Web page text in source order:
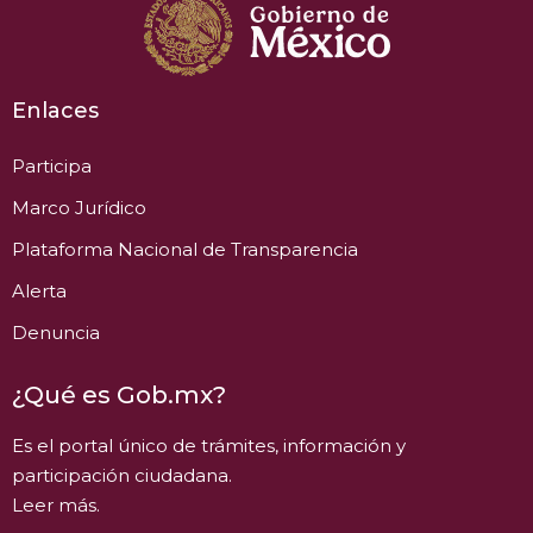
Enlaces
Participa
Marco Jurídico
Plataforma Nacional de Transparencia
Alerta
Denuncia
¿Qué es Gob.mx?
Es el portal único de trámites, información y
participación ciudadana.
Leer más.